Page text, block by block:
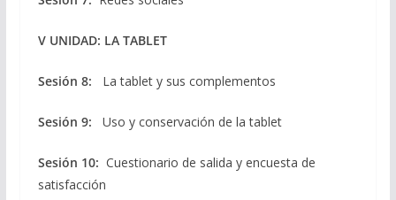
V UNIDAD: LA TABLET
Sesión 8: La tablet y sus complementos
Sesión 9: Uso y conservación de la tablet
Sesión 10: Cuestionario de salida y encuesta de
satisfacción